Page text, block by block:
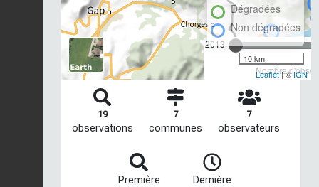
2013
Nombre
Dégradées
Non dégradées
10 km
Leaflet| ©IGN
19
observations
7
communes
7
observateurs
Première
Dernière